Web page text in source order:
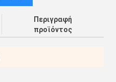
Περιγραφή
προϊόντος